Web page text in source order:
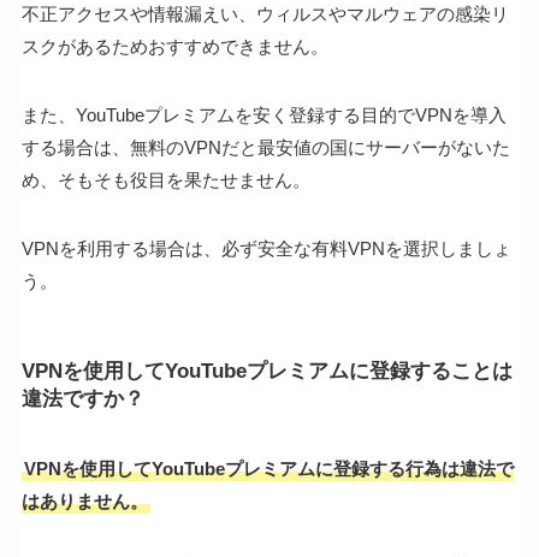
不正アクセスや情報漏えい、ウィルスやマルウェアの感染リ
スクがあるためおすすめできません。
また、YouTubeプレミアムを安く登録する目的でVPNを導入
する場合は、無料のVPNだと最安値の国にサーバーがないた
め、そもそも役目を果たせません。
VPNを利用する場合は、必ず安全な有料VPNを選択しましょ
う。
VPNを使用してYouTubeプレミアムに登録することは
違法ですか？
VPNを使用してYouTubeプレミアムに登録する行為は違法で
はありません。